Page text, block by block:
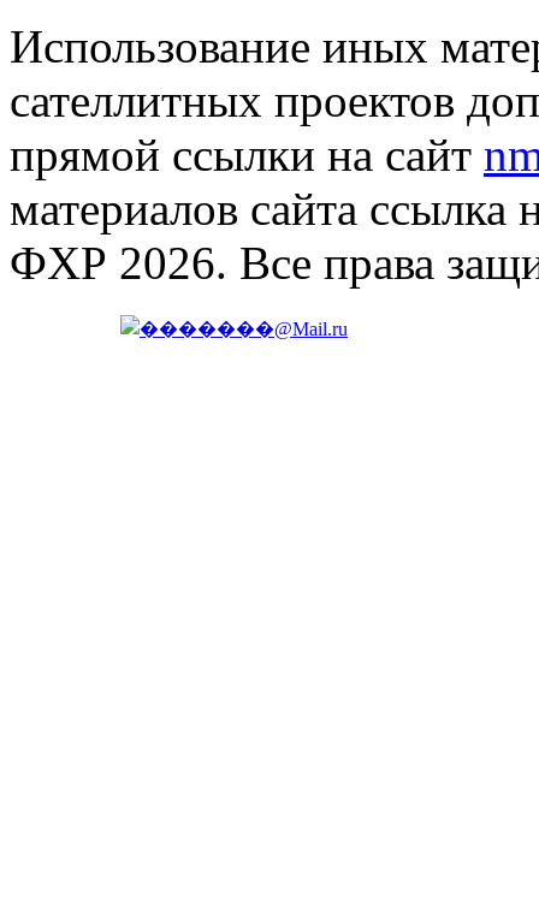
Использование иных
сателлитных проектов
прямой ссылки на сайт
материалов сайта ссылка
ФХР 2026. Все права